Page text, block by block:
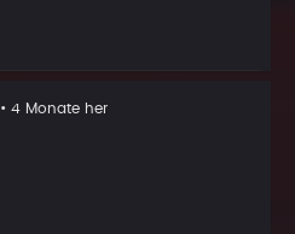
• 4 Monate her